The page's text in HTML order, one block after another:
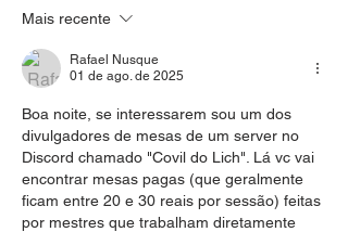
Mais recente
Rafael Nusque
01 de ago. de 2025
Boa noite, se interessarem sou um dos
divulgadores de mesas de um server no
Discord chamado "Covil do Lich". Lá vc vai
encontrar mesas pagas (que geralmente
ficam entre 20 e 30 reais por sessão) feitas
por mestres que trabalham diretamente